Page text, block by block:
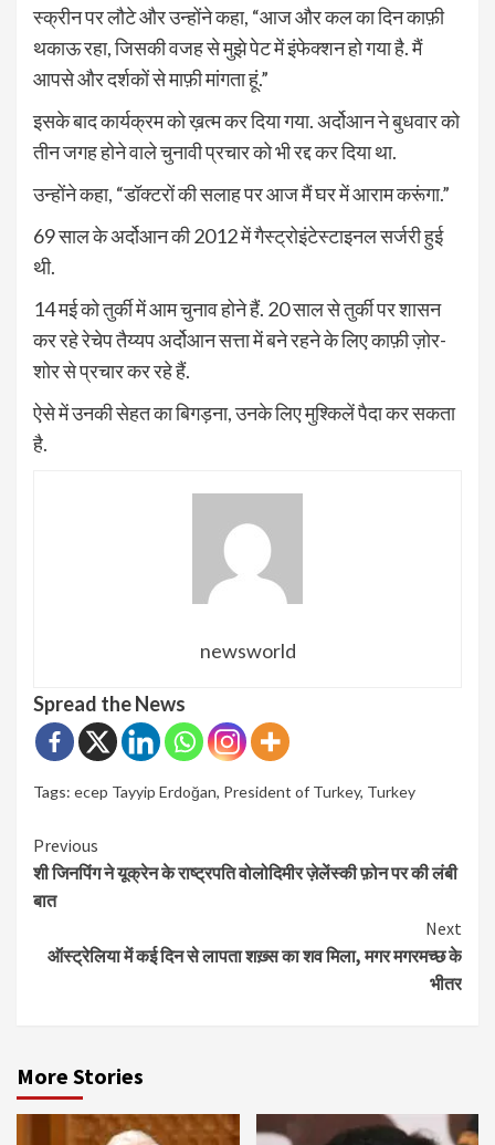
स्क्रीन पर लौटे और उन्होंने कहा, “आज और कल का दिन काफ़ी
थकाऊ रहा, जिसकी वजह से मुझे पेट में इंफेक्शन हो गया है. मैं
आपसे और दर्शकों से माफ़ी मांगता हूं.”
इसके बाद कार्यक्रम को ख़त्म कर दिया गया. अर्दोआन ने बुधवार को
तीन जगह होने वाले चुनावी प्रचार को भी रद्द कर दिया था.
उन्होंने कहा, “डॉक्टरों की सलाह पर आज मैं घर में आराम करूंगा.”
69 साल के अर्दोआन की 2012 में गैस्ट्रोइंटेस्टाइनल सर्जरी हुई
थी.
14 मई को तुर्की में आम चुनाव होने हैं. 20 साल से तुर्की पर शासन
कर रहे रेचेप तैय्यप अर्दोआन सत्ता में बने रहने के लिए काफ़ी ज़ोर-
शोर से प्रचार कर रहे हैं.
ऐसे में उनकी सेहत का बिगड़ना, उनके लिए मुश्किलें पैदा कर सकता
है.
newsworld
Spread the News
Tags: ecep Tayyip Erdoğan, President of Turkey, Turkey
Continue
Reading
Previous
शी जिनपिंग ने यूक्रेन के राष्ट्रपति वोलोदिमीर ज़ेलेंस्की फ़ोन पर की लंबी
बात
Next
ऑस्ट्रेलिया में कई दिन से लापता शख़्स का शव मिला, मगर मगरमच्छ के
भीतर
More Stories